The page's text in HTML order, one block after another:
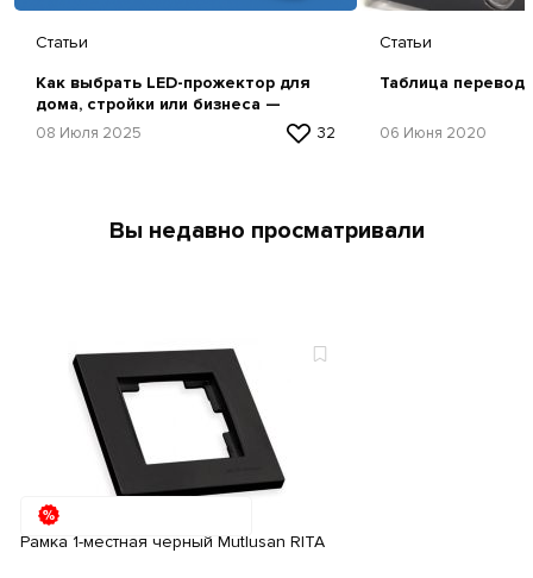
Статьи
Как выбрать LED-прожектор для
дома, стройки или бизнеса —
простая инструкция
08 Июля 2025 32
Статьи
Таблица
06 Июня 2020
Вы недавно просматривали
Рамка 1-местная черный Mutlusan RITA